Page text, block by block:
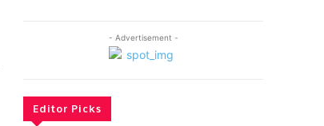
- Advertisement -
Editor Picks